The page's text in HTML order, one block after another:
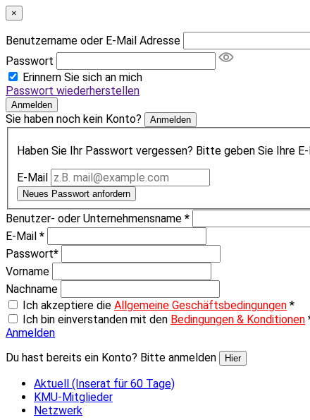
×
Benutzername oder E-Mail Adresse
Passwort
Erinnern Sie sich an mich
Passwort wiederherstellen
Anmelden
Sie haben noch kein Konto? Anmelden
Haben Sie Ihr Passwort vergessen? Bitte geben Sie Ihre
E-Mail
Neues Passwort anfordern
Benutzer- oder Unternehmensname *
E-Mail *
Passwort*
Vorname
Nachname
Ich akzeptiere die Allgemeine Geschäftsbedingungen *
Ich bin einverstanden mit den Bedingungen & Konditionen
Anmelden
Du hast bereits ein Konto? Bitte anmelden
Hier
Aktuell (Inserat für 60 Tage)
KMU-Mitglieder
Netzwerk